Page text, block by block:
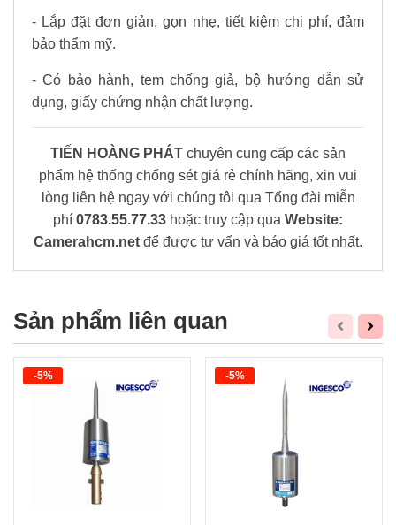
- Lắp đặt đơn giản, gọn nhẹ, tiết kiệm chi phí, đảm
bảo thẩm mỹ.
- Có bảo hành, tem chống giả, bộ hướng dẫn sử
dụng, giấy chứng nhận chất lượng.
TIẾN HOÀNG PHÁT chuyên cung cấp các sản
phẩm hệ thống chống sét giá rẻ chính hãng, xin vui
lòng liên hệ ngay với chúng tôi qua Tổng đài miễn
phí 0783.55.77.33 hoặc truy cập qua Website:
Camerahcm.net để được tư vấn và báo giá tốt nhất.
Sản phẩm liên quan
-5% -5%